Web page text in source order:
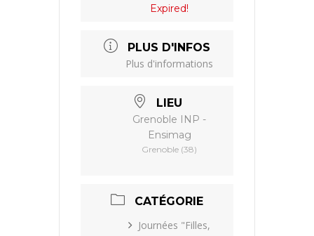
Expired!
PLUS D'INFOS
Plus d'informations
LIEU
Grenoble INP -
Ensimag
Grenoble (38)
CATÉGORIE
Journées "Filles,